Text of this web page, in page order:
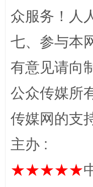
揭开“小金库
众服务！人
七、参与本
有意见请向
公众传媒所
传媒网的支
主办 :
★★★★★